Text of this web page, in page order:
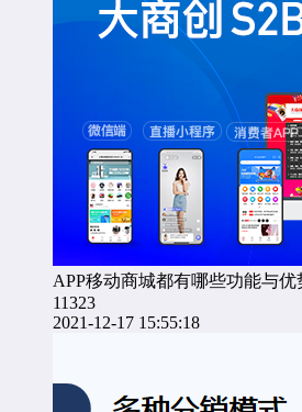
APP移动商城都有哪些功能与优
11323
2021-12-17 15:55:18